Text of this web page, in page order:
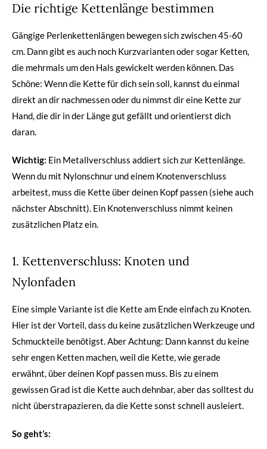
Die richtige Kettenlänge bestimmen
Gängige Perlenkettenlängen bewegen sich zwischen 45-60
cm. Dann gibt es auch noch Kurzvarianten oder sogar Ketten,
die mehrmals um den Hals gewickelt werden können. Das
Schöne: Wenn die Kette für dich sein soll, kannst du einmal
direkt an dir nachmessen oder du nimmst dir eine Kette zur
Hand, die dir in der Länge gut gefällt und orientierst dich
daran.
Wichtig: Ein Metallverschluss addiert sich zur Kettenlänge.
Wenn du mit Nylonschnur und einem Knotenverschluss
arbeitest, muss die Kette über deinen Kopf passen (siehe auch
nächster Abschnitt). Ein Knotenverschluss nimmt keinen
zusätzlichen Platz ein.
1. Kettenverschluss: Knoten und
Nylonfaden
Eine simple Variante ist die Kette am Ende einfach zu Knoten.
Hier ist der Vorteil, dass du keine zusätzlichen Werkzeuge und
Schmuckteile benötigst. Aber Achtung: Dann kannst du keine
sehr engen Ketten machen, weil die Kette, wie gerade
erwähnt, über deinen Kopf passen muss. Bis zu einem
gewissen Grad ist die Kette auch dehnbar, aber das solltest du
nicht überstrapazieren, da die Kette sonst schnell ausleiert.
So geht’s: